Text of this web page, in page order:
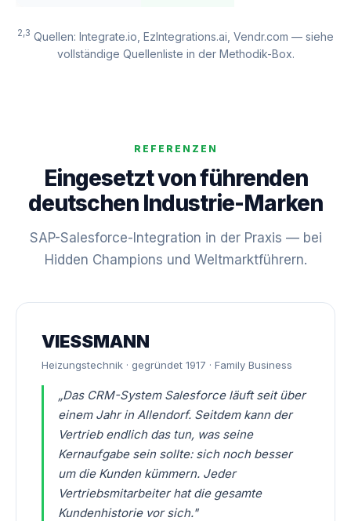
2,3 Quellen: Integrate.io, EzIntegrations.ai, Vendr.com — siehe
vollständige Quellenliste in der Methodik-Box.
REFERENZEN
Eingesetzt von führenden
deutschen Industrie-Marken
SAP-Salesforce-Integration in der Praxis — bei
Hidden Champions und Weltmarktführern.
VIESSMANN
Heizungstechnik · gegründet 1917 · Family Business
„Das CRM-System Salesforce läuft seit über
einem Jahr in Allendorf. Seitdem kann der
Vertrieb endlich das tun, was seine
Kernaufgabe sein sollte: sich noch besser
um die Kunden kümmern. Jeder
Vertriebsmitarbeiter hat die gesamte
Kundenhistorie vor sich."